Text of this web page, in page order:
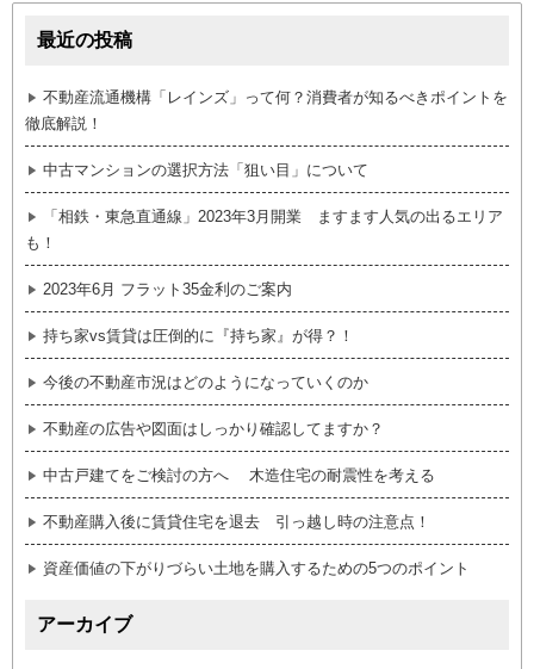
最近の投稿
不動産流通機構「レインズ」って何？消費者が知るべきポイントを
徹底解説！
中古マンションの選択方法「狙い目」について
「相鉄・東急直通線」2023年3月開業 ますます人気の出るエリア
も！
2023年6月 フラット35金利のご案内
持ち家vs賃貸は圧倒的に『持ち家』が得？！
今後の不動産市況はどのようになっていくのか
不動産の広告や図面はしっかり確認してますか？
中古戸建てをご検討の方へ 木造住宅の耐震性を考える
不動産購入後に賃貸住宅を退去 引っ越し時の注意点！
資産価値の下がりづらい土地を購入するための5つのポイント
アーカイブ